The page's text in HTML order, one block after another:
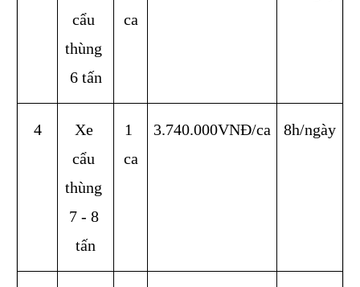
cẩu
thùng
6 tấn
ca
4
Xe
cẩu
thùng
7 - 8
tấn
1
ca
3.740.000VNĐ/ca 8h/ngày